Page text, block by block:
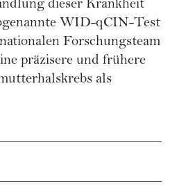
dieser Krankheit
WID-qCIN-Test
Forschungsteam
präzisere und frühere
als